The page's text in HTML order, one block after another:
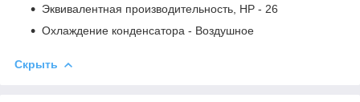
Эквивалентная производительность, HP - 26
Охлаждение конденсатора - Воздушное
Скрыть